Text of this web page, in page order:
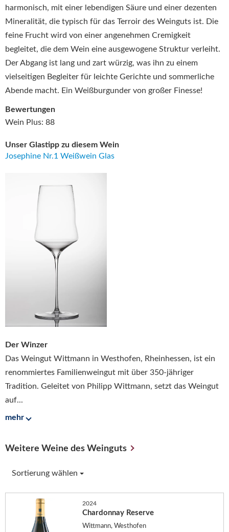
harmonisch, mit einer lebendigen Säure und einer dezenten
Mineralität, die typisch für das Terroir des Weinguts ist. Die
feine Frucht wird von einer angenehmen Cremigkeit
begleitet, die dem Wein eine ausgewogene Struktur verleiht.
Der Abgang ist lang und zart würzig, was ihn zu einem
vielseitigen Begleiter für leichte Gerichte und sommerliche
Abende macht. Ein Weißburgunder von großer Finesse!
Bewertungen
Wein Plus: 88
Unser Glastipp zu diesem Wein
Josephine Nr.1 Weißwein Glas
Der Winzer
Das Weingut Wittmann in Westhofen, Rheinhessen, ist ein
renommiertes Familienweingut mit über 350-jähriger
Tradition. Geleitet von Philipp Wittmann, setzt das Weingut
auf...
mehr
Weitere Weine des Weinguts
Sortierung wählen
2024
Chardonnay Reserve
Wittmann, Westhofen